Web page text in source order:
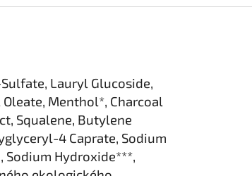
Lauryl Glucoside,
Menthol*, Charcoal
Squalene, Butylene
4 Caprate, Sodium
Sodium Hydroxide***,